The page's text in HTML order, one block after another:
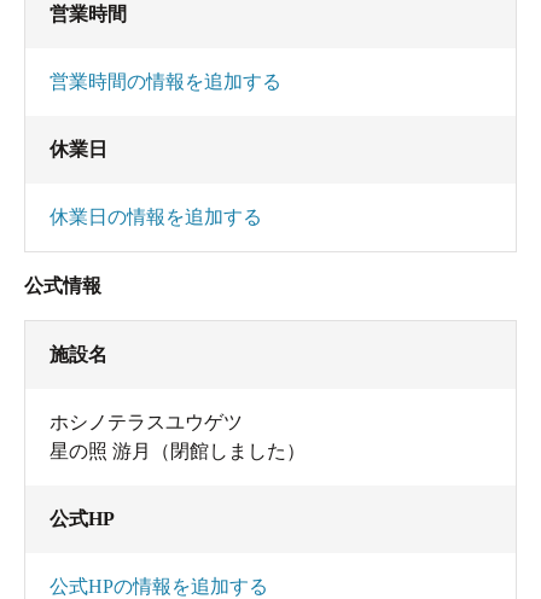
営業時間
営業時間の情報を追加する
休業日
休業日の情報を追加する
公式情報
施設名
ホシノテラスユウゲツ
星の照 游月（閉館しました）
公式HP
公式HPの情報を追加する